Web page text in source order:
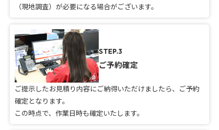
（現地調査）が必要になる場合がございます。
STEP.3
ご予約確定
ご提示したお見積り内容にご納得いただけましたら、ご予約
確定となります。
この時点で、作業日時も確定いたします。